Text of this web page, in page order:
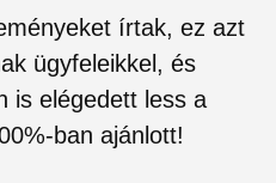
írtak, ez azt
ügyfeleikkel, és
is elégedett less a
ban ajánlott!